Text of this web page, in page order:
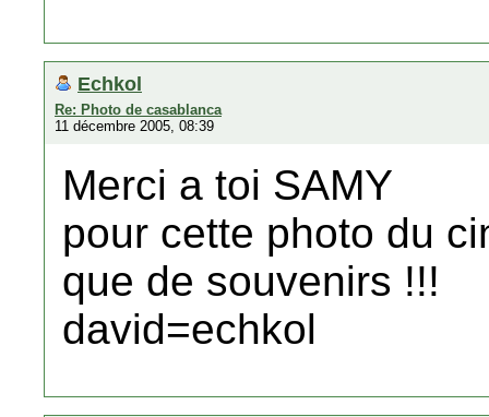
Echkol
Re: Photo de casablanca
11 décembre 2005, 08:39
Merci a toi SAMY
pour cette photo du
que de souvenirs !!!
david=echkol